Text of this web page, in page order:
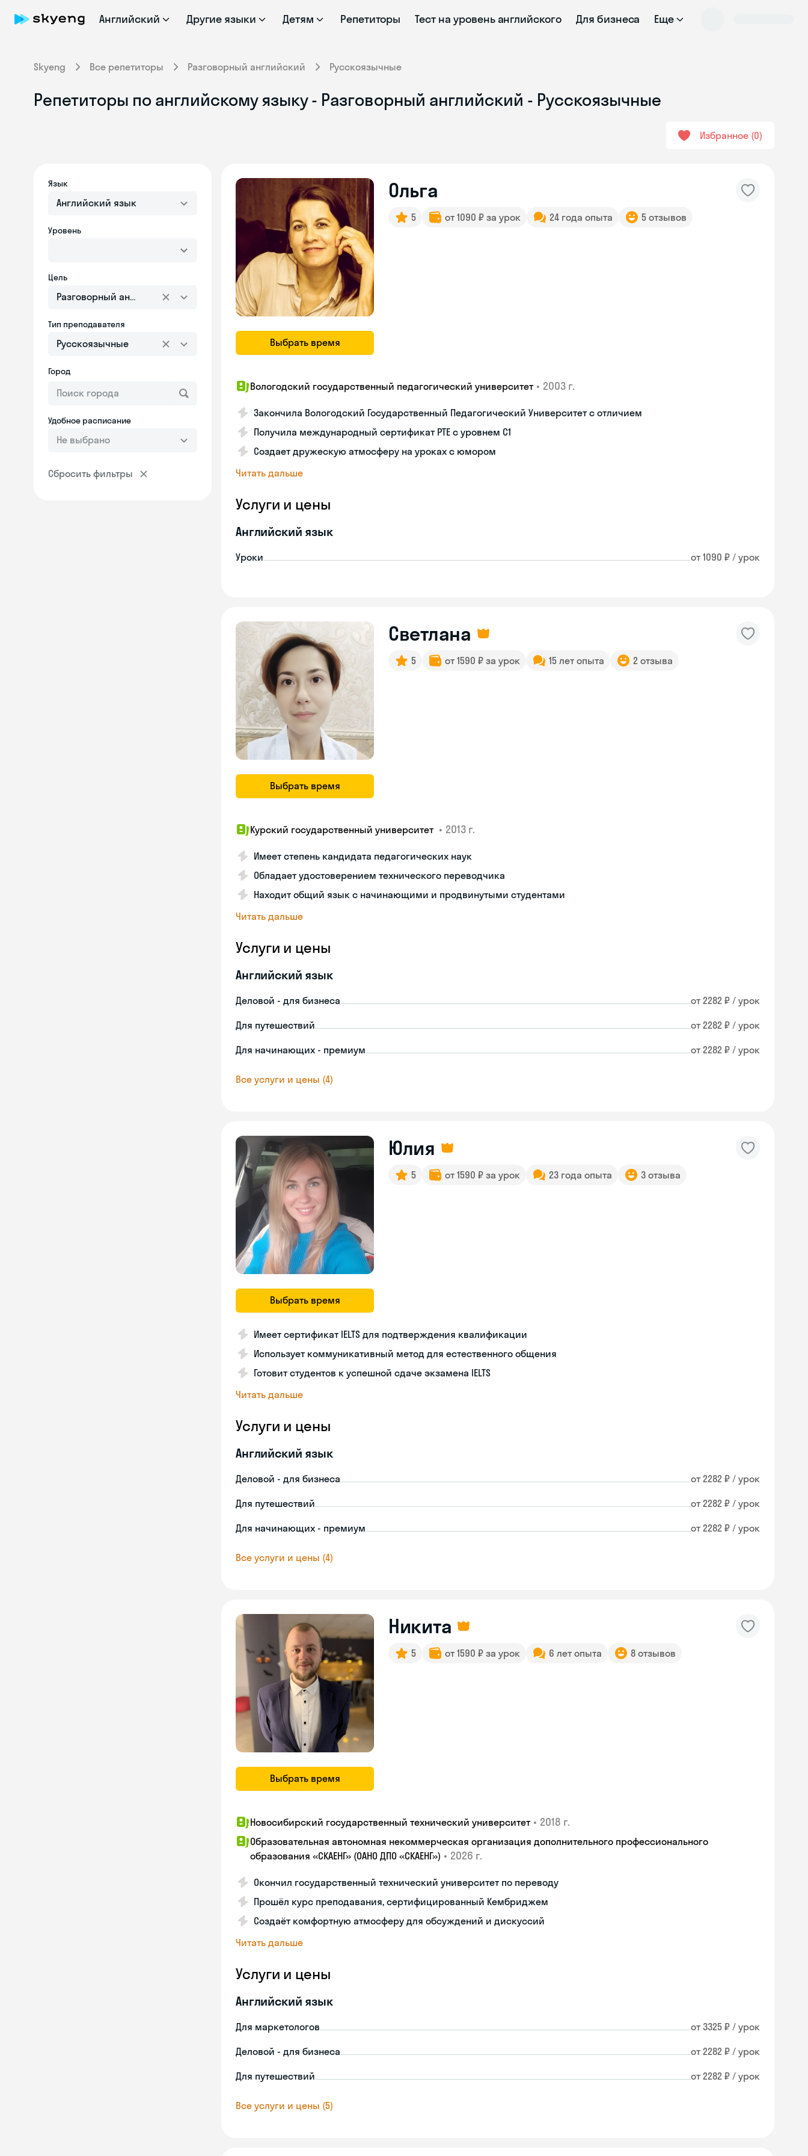
Английский Другие языки Детям Репетиторы Тест на уровень английского Для бизнеса Еще
Skyeng Все репетиторы Разговорный английский Русскоязычные
Репетиторы по английскому языку - Разговорный английский - Русскоязычные
Избранное 0
Язык
Английский язык
Уровень
Цель
Разговорный английский
Тип преподавателя
Русскоязычные
Город
Удобное расписание
Не выбрано
Сбросить фильтры
Выбрать время
Ольга
5 от 1090 ₽ за урок 24 года опыта 5 отзывов
Вологодский государственный педагогический университет • 2003 г.
Закончила Вологодский Государственный Педагогический Университет с отличием
Получила международный сертификат PTE с уровнем C1
Создает дружескую атмосферу на уроках с юмором
Читать дальше
Услуги и цены
Английский язык
Уроки от 1090 ₽ / урок
Выбрать время
Светлана
5 от 1590 ₽ за урок 15 лет опыта 2 отзыва
Курский государственный университет • 2013 г.
Имеет степень кандидата педагогических наук
Обладает удостоверением технического переводчика
Находит общий язык с начинающими и продвинутыми студентами
Читать дальше
Услуги и цены
Английский язык
Деловой - для бизнеса от 2282 ₽ / урок
Для путешествий от 2282 ₽ / урок
Для начинающих - премиум от 2282 ₽ / урок
Все услуги и цены (4)
Выбрать время
Юлия
5 от 1590 ₽ за урок 23 года опыта 3 отзыва
Имеет сертификат IELTS для подтверждения квалификации
Использует коммуникативный метод для естественного общения
Готовит студентов к успешной сдаче экзамена IELTS
Читать дальше
Услуги и цены
Английский язык
Деловой - для бизнеса от 2282 ₽ / урок
Для путешествий от 2282 ₽ / урок
Для начинающих - премиум от 2282 ₽ / урок
Все услуги и цены (4)
Выбрать время
Никита
5 от 1590 ₽ за урок 6 лет опыта 8 отзывов
Новосибирский государственный технический университет • 2018 г.
Образовательная автономная некоммерческая организация дополнительного профессионального
образования «СКАЕНГ» (ОАНО ДПО «СКАЕНГ») • 2026 г.
Окончил государственный технический университет по переводу
Прошёл курс преподавания, сертифицированный Кембриджем
Создаёт комфортную атмосферу для обсуждений и дискуссий
Читать дальше
Услуги и цены
Английский язык
Для маркетологов от 3325 ₽ / урок
Деловой - для бизнеса от 2282 ₽ / урок
Для путешествий от 2282 ₽ / урок
Все услуги и цены (5)